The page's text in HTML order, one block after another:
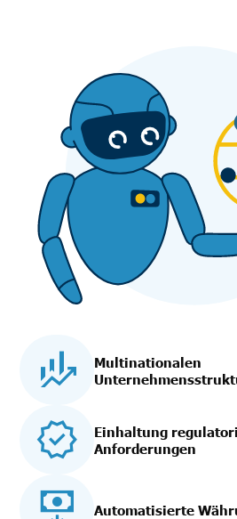
Multinationalen
Einhaltung
Anforderungen
Automatisierte